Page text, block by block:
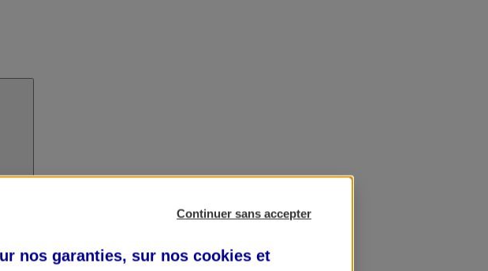
Continuer sans accepter
nos garanties, sur nos cookies et